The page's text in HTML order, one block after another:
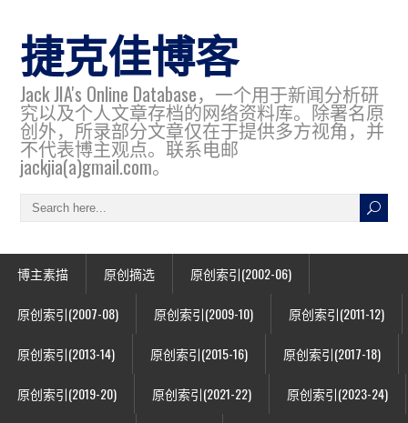
捷克佳博客
Jack JIA's Online Database，一个用于新闻分析研
究以及个人文章存档的网络资料库。除署名原
创外，所录部分文章仅在于提供多方视角，并
不代表博主观点。联系电邮
jackjia(a)gmail.com。
博主素描 原创摘选 原创索引(2002-06)
原创索引(2007-08) 原创索引(2009-10) 原创索引(2011-12)
原创索引(2013-14) 原创索引(2015-16) 原创索引(2017-18)
原创索引(2019-20) 原创索引(2021-22) 原创索引(2023-24)